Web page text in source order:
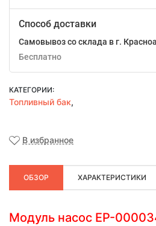
Способ доставки
Самовывоз со склада в г.
Бесплатно
КАТЕГОРИИ:
Топливный бак,
В избранное
ОБЗОР ХАРАКТЕРИСТИКИ
Модуль насос EP-